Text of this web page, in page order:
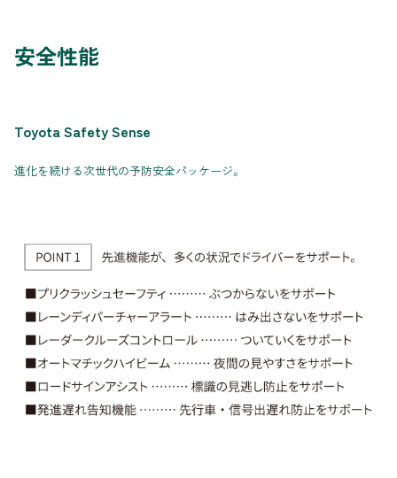
安全性能
Toyota Safety Sense
進化を続ける次世代の予防安全パッケージ。